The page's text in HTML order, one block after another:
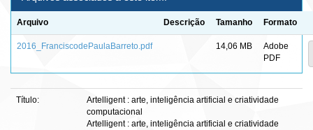
Arquivo Descrição Tamanho Formato
2016_FranciscodePaulaBarreto.pdf 14,06 MB
Adobe
PDF
Título:
Artelligent : arte, inteligência artificial e criatividade
computacional
Artelligent : arte, inteligência artificial e criatividade